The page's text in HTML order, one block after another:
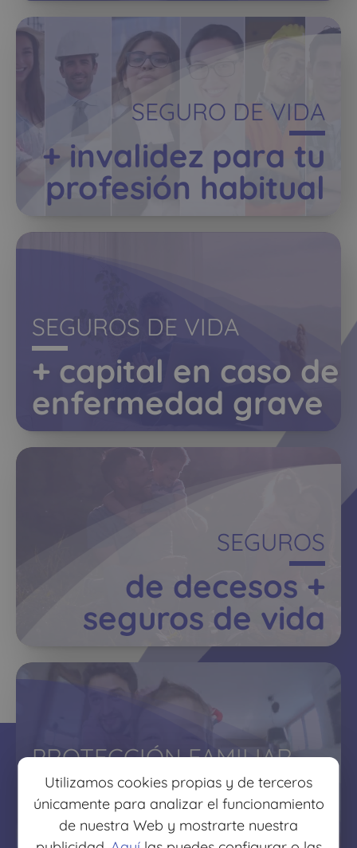
Utilizamos cookies propias y de terceros
únicamente para analizar el funcionamiento
de nuestra Web y mostrarte nuestra
SEGURO DE VIDA
+ invalidez para tu
profesión habitual
SEGUROS DE VIDA
+ capital en caso de
enfermedad grave
SEGUROS
de decesos +
seguros de vida
PROTECCIÓN FAMILIAR
protege lo que más
quieres